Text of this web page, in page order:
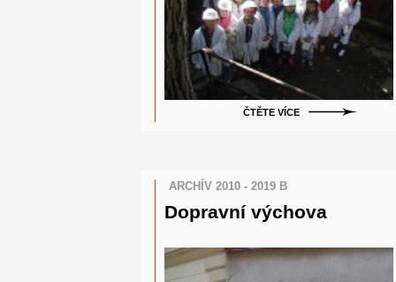
ČTĚTE VÍCE
ARCHÍV 2010 - 2019 B
Dopravní výchova